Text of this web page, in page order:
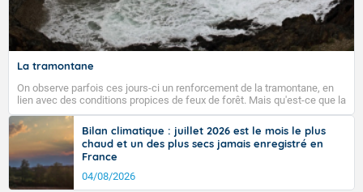
Fermer
La tramontane
On observe parfois ces jours-ci un renforcement de la tramontane, en
lien avec des conditions propices de feux de forêt. Mais qu'est-ce que la
tramontane ? Quelles sont ses caractéristiques ? La tramontane est un
vent turbulent soufflant de secteur nord-ouest à nord, ou ouest à nord-
ouest, dans un secteur qui part du Roussillon à la vallée de l’Aude et à
l’ouest de l’Hérault. L’étymologie de ce vent vient du latin trasmontanus,
signifiant au-delà des monts, en allusion aux régions montagneuses
d’où provient ce vent.
Bilan climatique : juillet 2026 est le mois le plus
chaud et un des plus secs jamais enregistré en
France
04/08/2026